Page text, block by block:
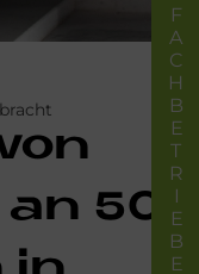
50 FACHBETRIEBE